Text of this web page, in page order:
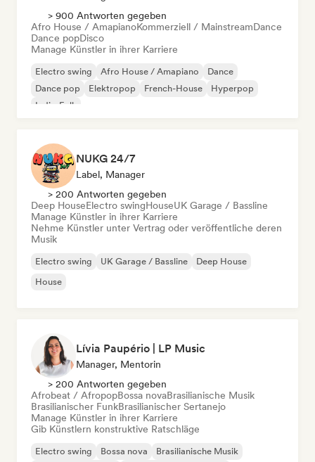
> 900 Antworten gegeben
Afro House / AmapianoKommerziell / MainstreamDance
Dance popDisco
Manage Künstler in ihrer Karriere
Electro swing Afro House / Amapiano
Dance
Dance pop
Elektropop French-House
Hyperpop
Indie-Folk
NUKG 24/7
Label, Manager
> 200 Antworten gegeben
Deep HouseElectro swingHouseUK Garage / Bassline
Manage Künstler in ihrer Karriere
Nehme Künstler unter Vertrag oder veröffentliche deren
Musik
Electro swing UK Garage / Bassline
Deep House
House
Lívia Paupério | LP Music
Manager, Mentorin
> 200 Antworten gegeben
Afrobeat / AfropopBossa novaBrasilianische Musik
Brasilianischer FunkBrasilianischer Sertanejo
Manage Künstler in ihrer Karriere
Gib Künstlern konstruktive Ratschläge
Electro swing Bossa nova
Brasilianische Musik